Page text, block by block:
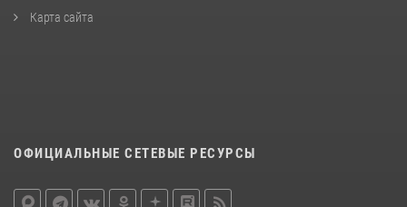
Карта сайта
ОФИЦИАЛЬНЫЕ СЕТЕВЫЕ РЕСУРСЫ